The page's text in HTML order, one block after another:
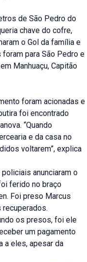
de São Pedro do
chave do cofre,
o Gol da família e
para São Pedro e
Manhuaçu, Capitão
foram acionadas e
foi encontrado
“Quando
e da casa no
voltarem”, explica
anunciaram o
ferido no braço
Foi preso Marcus
os presos, foi ele
um pagamento
a eles, apesar da